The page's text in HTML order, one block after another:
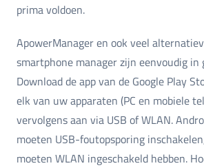
prima voldoen.
ApowerManager en ook veel
smartphone manager zijn eenvoudig in
Download de app van de Google Play
elk van uw apparaten (PC en mobiele
vervolgens aan via USB of WLAN.
moeten USB-foutopsporing
moeten WLAN ingeschakeld hebben.